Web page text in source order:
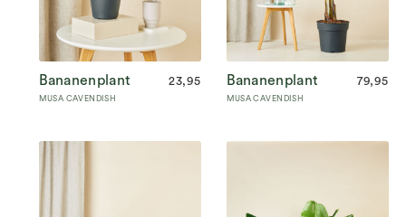
Bananenplant
MUSA CAVENDISH
23,95 Bananenplant
MUSA CAVENDISH
79,95